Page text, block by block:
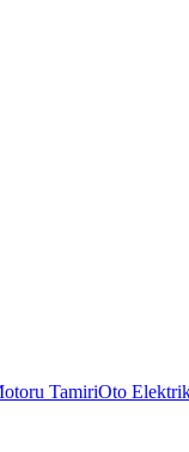
TamiriOto Elektrik